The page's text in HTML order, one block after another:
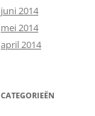
juni 2014
mei 2014
april 2014
CATEGORIEËN